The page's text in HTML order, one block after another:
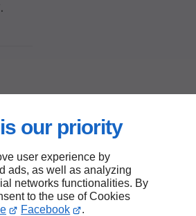
our priority
user experience by
ads, as well as analyzing
networks functionalities. By
to the use of Cookies
Facebook .